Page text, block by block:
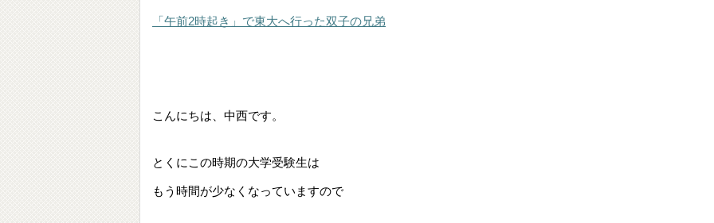
「午前2時起き」で東大へ行った双子の兄弟
こんにちは、中西です。
とくにこの時期の大学受験生は
もう時間が少なくなっていますので